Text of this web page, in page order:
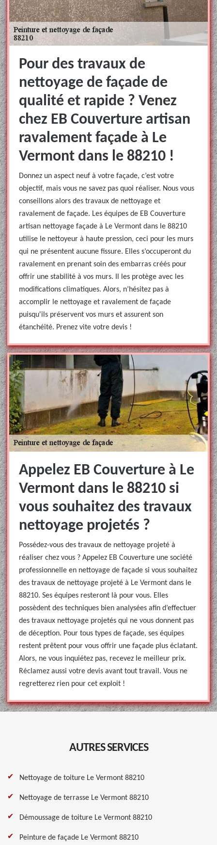
Pour des travaux de
nettoyage de façade de
qualité et rapide ? Venez
chez EB Couverture artisan
ravalement façade à Le
Vermont dans le 88210 !
Donnez un aspect neuf à votre façade, c’est votre
objectif, mais vous ne savez pas quoi réaliser. Nous vous
conseillons alors des travaux de nettoyage et
ravalement de façade. Les équipes de EB Couverture
artisan nettoyage façade à Le Vermont dans le 88210
utilise le nettoyeur à haute pression, ceci pour les murs
qui ne présentent aucune fissure. Elles s’occuperont du
ravalement en prenant soin des embarras créés pour
offrir une stabilité à vos murs. Il les protège avec les
modifications climatiques. Alors, n’hésitez pas à
accomplir le nettoyage et ravalement de façade
puisqu'ils préservent vos murs et assurent son
étanchéité. Prenez vite votre devis !
Appelez EB Couverture à Le
Vermont dans le 88210 si
vous souhaitez des travaux
nettoyage projetés ?
Possédez-vous des travaux de nettoyage projeté à
réaliser chez vous ? Appelez EB Couverture une société
professionnelle en nettoyage de façade si vous souhaitez
des travaux de nettoyage projeté à Le Vermont dans le
88210. Ses équipes resteront là pour vous. Elles
possèdent des techniques bien analysées afin d’effectuer
des travaux nettoyage projetés qui ne vous donnent pas
de déception. Pour tous types de façade, ses équipes
restent prêtent pour vous offrir une façade plus éclatant.
Alors, ne vous inquiétez pas, recevez le meilleur prix.
Réclamez aussi votre devis avant tout travail. Vous ne
regretterez rien pour cet exploit !
AUTRES SERVICES
Nettoyage de toiture Le Vermont 88210
Nettoyage de terrasse Le Vermont 88210
Démoussage de toiture Le Vermont 88210
Peinture de façade Le Vermont 88210